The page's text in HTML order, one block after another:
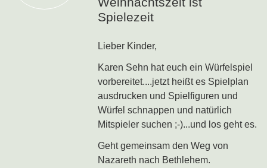
Spielezeit
Lieber Kinder,
Karen Sehn hat euch ein Würfelspiel
vorbereitet....jetzt heißt es Spielplan
ausdrucken und Spielfiguren und
Würfel schnappen und natürlich
Mitspieler suchen ;-)...und los geht es.
Geht gemeinsam den Weg von
Nazareth nach Bethlehem.